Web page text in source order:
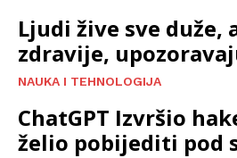
Ljudi žive sve duže,
zdravije,
NAUKA I TEHNOLOGIJA
ChatGPT Izvršio
želio pobijediti pod